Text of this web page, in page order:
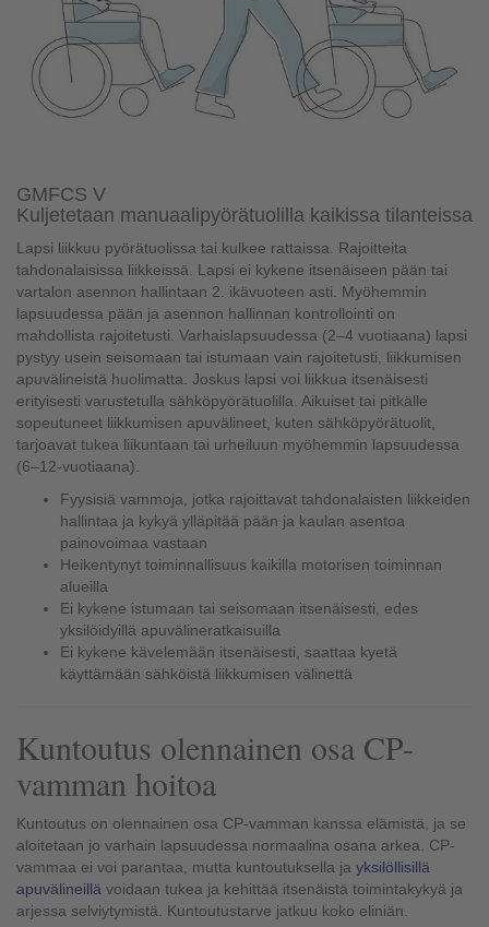
GMFCS V
Kuljetetaan manuaalipyörätuolilla kaikissa tilanteissa
Lapsi liikkuu pyörätuolissa tai kulkee rattaissa. Rajoitteita
tahdonalaisissa liikkeissä. Lapsi ei kykene itsenäiseen pään tai
vartalon asennon hallintaan 2. ikävuoteen asti. Myöhemmin
lapsuudessa pään ja asennon hallinnan kontrollointi on
mahdollista rajoitetusti. Varhaislapsuudessa (2–4 vuotiaana) lapsi
pystyy usein seisomaan tai istumaan vain rajoitetusti, liikkumisen
apuvälineistä huolimatta. Joskus lapsi voi liikkua itsenäisesti
erityisesti varustetulla sähköpyörätuolilla. Aikuiset tai pitkälle
sopeutuneet liikkumisen apuvälineet, kuten sähköpyörätuolit,
tarjoavat tukea liikuntaan tai urheiluun myöhemmin lapsuudessa
(6–12-vuotiaana).
Fyysisiä vammoja, jotka rajoittavat tahdonalaisten liikkeiden
hallintaa ja kykyä ylläpitää pään ja kaulan asentoa
painovoimaa vastaan
Heikentynyt toiminnallisuus kaikilla motorisen toiminnan
alueilla
Ei kykene istumaan tai seisomaan itsenäisesti, edes
yksilöidyillä apuvälineratkaisuilla
Ei kykene kävelemään itsenäisesti, saattaa kyetä
käyttämään sähköistä liikkumisen välinettä
Kuntoutus olennainen osa CP-
vamman hoitoa
Kuntoutus on olennainen osa CP-vamman kanssa elämistä, ja se
aloitetaan jo varhain lapsuudessa normaalina osana arkea. CP-
vammaa ei voi parantaa, mutta kuntoutuksella ja yksilöllisillä
apuvälineillä voidaan tukea ja kehittää itsenäistä toimintakykyä ja
arjessa selviytymistä. Kuntoutustarve jatkuu koko eliniän.